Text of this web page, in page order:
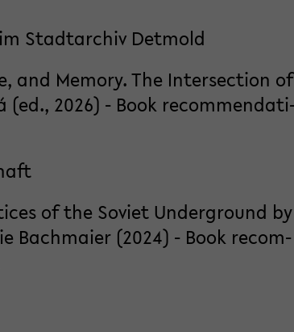
Stadt­ar­chiv Det­mold
and Me­mo­ry. The In­ter­sec­tion of
(ed., 2026) - Book
of the So­viet Un­der­ground by
Bach­mai­er (2024) - Book re­com­